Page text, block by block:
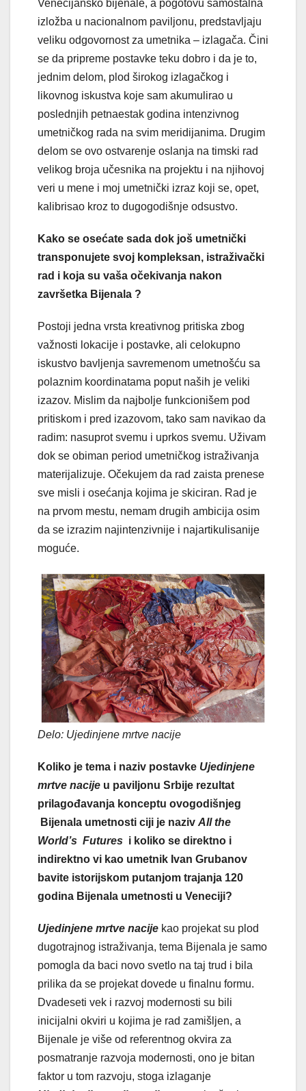
Venecijansko bijenale, a pogotovu samostalna
izložba u nacionalnom paviljonu, predstavljaju
veliku odgovornost za umetnika – izlagača. Čini
se da pripreme postavke teku dobro i da je to,
jednim delom, plod širokog izlagačkog i
likovnog iskustva koje sam akumulirao u
poslednjih petnaestak godina intenzivnog
umetničkog rada na svim meridijanima. Drugim
delom se ovo ostvarenje oslanja na timski rad
velikog broja učesnika na projektu i na njihovoj
veri u mene i moj umetnički izraz koji se, opet,
kalibrisao kroz to dugogodišnje odsustvo.
Kako se osećate sada dok još umetnički
transponujete svoj kompleksan, istraživački
rad i koja su vaša očekivanja nakon
završetka Bijenala ?
Postoji jedna vrsta kreativnog pritiska zbog
važnosti lokacije i postavke, ali celokupno
iskustvo bavljenja savremenom umetnošću sa
polaznim koordinatama poput naših je veliki
izazov. Mislim da najbolje funkcionišem pod
pritiskom i pred izazovom, tako sam navikao da
radim: nasuprot svemu i uprkos svemu. Uživam
dok se obiman period umetničkog istraživanja
materijalizuje. Očekujem da rad zaista prenese
sve misli i osećanja kojima je skiciran. Rad je
na prvom mestu, nemam drugih ambicija osim
da se izrazim najintenzivnije i najartikulisanije
moguće.
Delo: Ujedinjene mrtve nacije
Koliko je tema i naziv postavke Ujedinjene
mrtve nacije u paviljonu Srbije rezultat
prilagođavanja konceptu ovogodišnjeg
Bijenala umetnosti ciji je naziv All the
World’s Futures i koliko se direktno i
indirektno vi kao umetnik Ivan Grubanov
bavite istorijskom putanjom trajanja 120
godina Bijenala umetnosti u Veneciji?
Ujedinjene mrtve nacije kao projekat su plod
dugotrajnog istraživanja, tema Bijenala je samo
pomogla da baci novo svetlo na taj trud i bila
prilika da se projekat dovede u finalnu formu.
Dvadeseti vek i razvoj modernosti su bili
inicijalni okviri u kojima je rad zamišljen, a
Bijenale je više od referentnog okvira za
posmatranje razvoja modernosti, ono je bitan
faktor u tom razvoju, stoga izlaganje